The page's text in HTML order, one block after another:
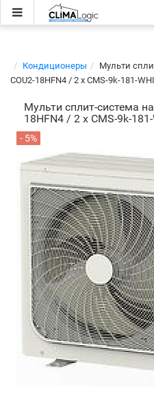
Кондиционеры
Мульти
COU2-18HFN4 / 2 x CMS-9k-181-
Мульти сплит-система
18HFN4 / 2 x CMS-9k-
- 5%